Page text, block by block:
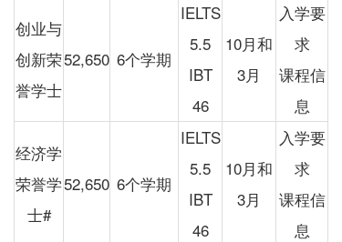
创业与
创新荣
誉学士
52,650 6个学期
IELTS
5.5
IBT
46
10月和
3月
入学要
求
课程信
息
经济学
荣誉学
士#
52,650 6个学期
IELTS
5.5
IBT
46
10月和
3月
入学要
求
课程信
息